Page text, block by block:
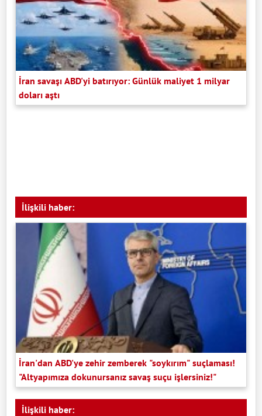
İran savaşı ABD'yi batırıyor: Günlük maliyet 1 milyar
doları aştı
İlişkili haber:
İran'dan ABD'ye zehir zemberek "soykırım" suçlaması!
"Altyapımıza dokunursanız savaş suçu işlersiniz!"
İlişkili haber: